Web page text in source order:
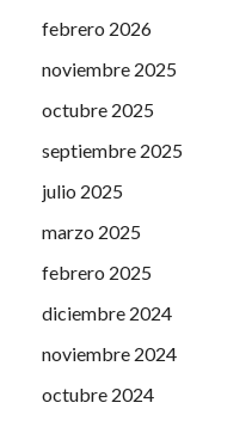
febrero 2026
noviembre 2025
octubre 2025
septiembre 2025
julio 2025
marzo 2025
febrero 2025
diciembre 2024
noviembre 2024
octubre 2024